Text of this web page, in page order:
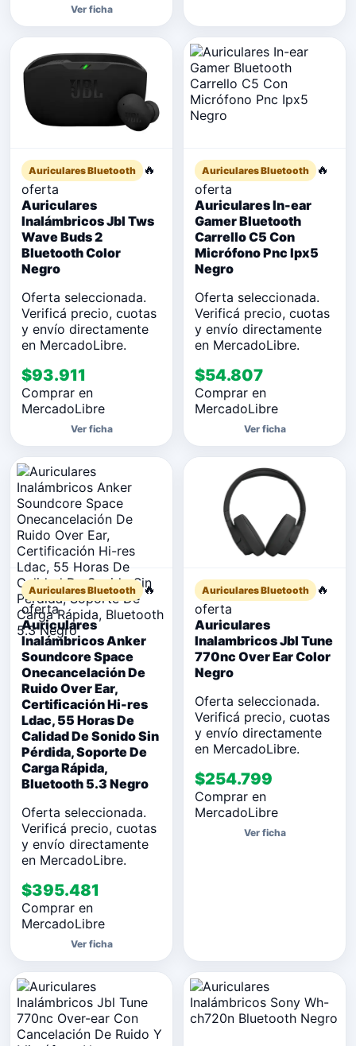
Ver ficha
Auriculares Bluetooth
🔥
oferta
Auriculares
Inalámbricos Jbl Tws
Wave Buds 2
Bluetooth Color
Negro
Oferta seleccionada.
Verificá precio, cuotas
y envío directamente
en MercadoLibre.
$93.911
Comprar en
MercadoLibre
Ver ficha
Auriculares Bluetooth
🔥
oferta
Auriculares In-ear
Gamer Bluetooth
Carrello C5 Con
Micrófono Pnc Ipx5
Negro
Oferta seleccionada.
Verificá precio, cuotas
y envío directamente
en MercadoLibre.
$54.807
Comprar en
MercadoLibre
Ver ficha
Auriculares Bluetooth 🔥
oferta
Auriculares
Inalámbricos Anker
Soundcore Space
Onecancelación De
Ruido Over Ear,
Certificación Hi-res
Ldac, 55 Horas De
Calidad De Sonido Sin
Pérdida, Soporte De
Carga Rápida,
Bluetooth 5.3 Negro
Oferta seleccionada.
Verificá precio, cuotas
y envío directamente
en MercadoLibre.
$395.481
Comprar en
MercadoLibre
Ver ficha
Auriculares Bluetooth
🔥
oferta
Auriculares
Inalambricos Jbl Tune
770nc Over Ear Color
Negro
Oferta seleccionada.
Verificá precio, cuotas
y envío directamente
en MercadoLibre.
$254.799
Comprar en
MercadoLibre
Ver ficha